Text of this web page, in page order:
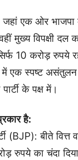
जहां एक ओर भाजपा
मुख्य विपक्षी दल
10 करोड़ रुपये
एक स्पष्ट असंतुलन
के पक्ष में।
है:
(BJP): बीते वित्त
रुपये का चंदा